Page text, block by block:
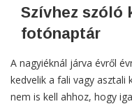
Szívhez szóló
fotónaptár
A nagyiéknál járva évről
kedvelik a fali vagy asztali
nem is kell ahhoz, hogy